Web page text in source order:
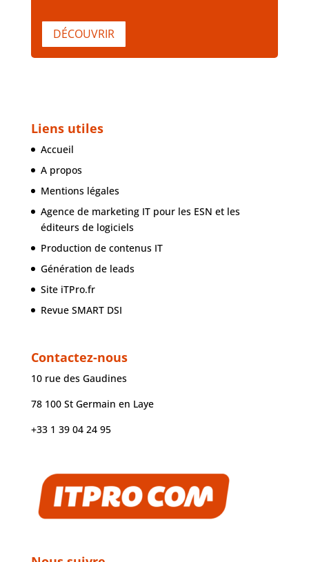
DÉCOUVRIR
Liens utiles
Accueil
A propos
Mentions légales
Agence de marketing IT pour les ESN et les
éditeurs de logiciels
Production de contenus IT
Génération de leads
Site iTPro.fr
Revue SMART DSI
Contactez-nous
10 rue des Gaudines
78 100 St Germain en Laye
+33 1 39 04 24 95